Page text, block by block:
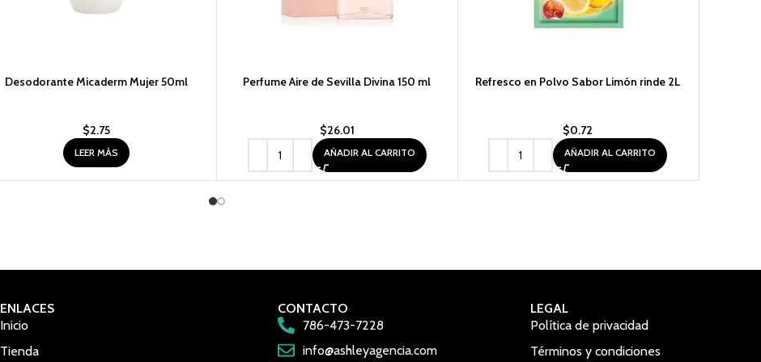
Desodorante Micaderm Mujer 50ml
$2.75
LEER MÁS
Perfume Aire de Sevilla Divina 150 ml
$26.01
AÑADIR AL CARRITO
Refresco en Polvo Sabor Limón rinde 2L
$0.72
AÑADIR AL CARRITO
ENLACES
Inicio
Tienda
CONTACTO
786-473-7228
info@ashleyagencia.com
LEGAL
Política de privacidad
Términos y condiciones